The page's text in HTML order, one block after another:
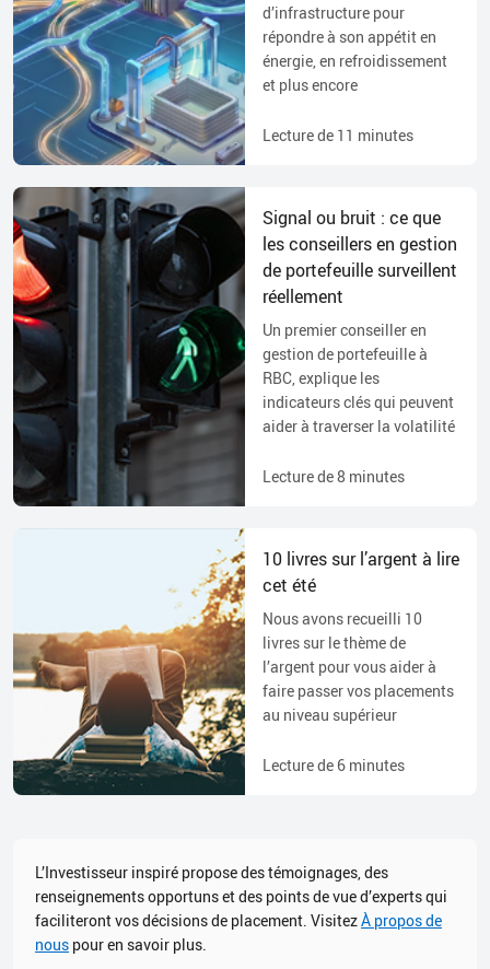
d’infrastructure pour
répondre à son appétit en
énergie, en refroidissement
et plus encore
Lecture de 11 minutes
Signal ou bruit : ce que
les conseillers en gestion
de portefeuille surveillent
réellement
Un premier conseiller en
gestion de portefeuille à
RBC, explique les
indicateurs clés qui peuvent
aider à traverser la volatilité
Lecture de8 minutes
10 livres sur l’argent à lire
cet été
Nous avons recueilli 10
livres sur le thème de
l’argent pour vous aider à
faire passer vos placements
au niveau supérieur
Lecture de 6 minutes
L’Investisseur inspiré propose des témoignages, des
renseignements opportuns et des points de vue d’experts qui
faciliteront vos décisions de placement. VisitezÀ propos de
nous pour en savoir plus.